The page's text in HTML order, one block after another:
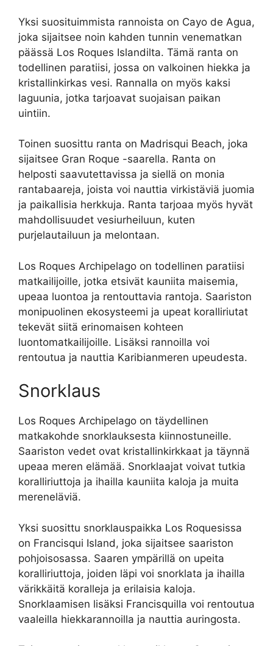
Yksi suosituimmista rannoista on Cayo de Agua,
joka sijaitsee noin kahden tunnin venematkan
päässä Los Roques Islandilta. Tämä ranta on
todellinen paratiisi, jossa on valkoinen hiekka ja
kristallinkirkas vesi. Rannalla on myös kaksi
laguunia, jotka tarjoavat suojaisan paikan
uintiin.
Toinen suosittu ranta on Madrisqui Beach, joka
sijaitsee Gran Roque -saarella. Ranta on
helposti saavutettavissa ja siellä on monia
rantabaareja, joista voi nauttia virkistäviä juomia
ja paikallisia herkkuja. Ranta tarjoaa myös hyvät
mahdollisuudet vesiurheiluun, kuten
purjelautailuun ja melontaan.
Los Roques Archipelago on todellinen paratiisi
matkailijoille, jotka etsivät kauniita maisemia,
upeaa luontoa ja rentouttavia rantoja. Saariston
monipuolinen ekosysteemi ja upeat koralliriutat
tekevät siitä erinomaisen kohteen
luontomatkailijoille. Lisäksi rannoilla voi
rentoutua ja nauttia Karibianmeren upeudesta.
Snorklaus
Los Roques Archipelago on täydellinen
matkakohde snorklauksesta kiinnostuneille.
Saariston vedet ovat kristallinkirkkaat ja täynnä
upeaa meren elämää. Snorklaajat voivat tutkia
koralliriuttoja ja ihailla kauniita kaloja ja muita
mereneläviä.
Yksi suosittu snorklauspaikka Los Roquesissa
on Francisqui Island, joka sijaitsee saariston
pohjoisosassa. Saaren ympärillä on upeita
koralliriuttoja, joiden läpi voi snorklata ja ihailla
värikkäitä koralleja ja erilaisia kaloja.
Snorklaamisen lisäksi Francisquilla voi rentoutua
vaaleilla hiekkarannoilla ja nauttia auringosta.